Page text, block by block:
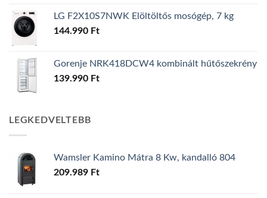
LG F2X10S7NWK Elöltöltős mosógép, 7 kg
144.990 Ft
Gorenje NRK418DCW4 kombinált hűtőszekrény
139.990 Ft
LEGKEDVELTEBB
Wamsler Kamino Mátra 8 Kw, kandalló 804
209.989 Ft